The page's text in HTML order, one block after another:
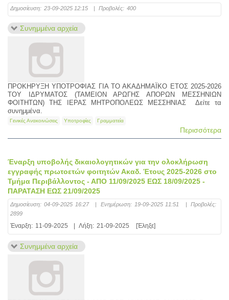
Δημοσίευση: 23-09-2025 12:15 | Προβολές: 400
Συνημμένα αρχεία
ΠΡΟΚΗΡΥΞΗ ΥΠΟΤΡΟΦΙΑΣ ΓΙΑ ΤΟ ΑΚΑΔΗΜΑΪΚΟ ΕΤΟΣ 2025-2026
ΤΟΥ ΙΔΡΥΜΑΤΟΣ (ΤΑΜΕΙΟΝ ΑΡΩΓΗΣ ΑΠΟΡΩΝ ΜΕΣΣΗΝΙΩΝ
ΦΟΙΤΗΤΩΝ) ΤΗΣ ΙΕΡΑΣ ΜΗΤΡΟΠΟΛΕΩΣ ΜΕΣΣΗΝΙΑΣ Δείτε τα
συνημμένα.
Γενικές Ανακοινώσεις Υποτροφίες Γραμματεία
Περισσότερα
Έναρξη υποβολής δικαιολογητικών για την ολοκλήρωση
εγγραφής πρωτοετών φοιτητών Ακαδ. Έτους 2025-2026 στο
Τμήμα Περιβάλλοντος - ΑΠΟ 11/09/2025 ΕΩΣ 18/09/2025 -
ΠΑΡΑΤΑΣΗ ΕΩΣ 21/09/2025
Δημοσίευση: 04-09-2025 16:27 | Ενημέρωση: 19-09-2025 11:51 |
Προβολές:
2899
Έναρξη: 11-09-2025 Λήξη: 21-09-2025 [Έληξε]
Συνημμένα αρχεία